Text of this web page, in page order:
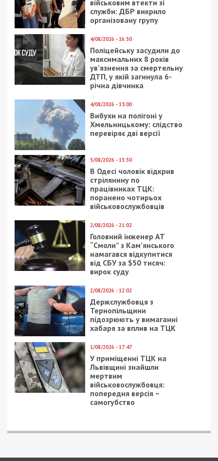
16/05/2021 - 18:00
Как строили горсовет в
Днепре: фото
26/10/2020 - 17:44
посмотреть на
Арабатской Стрелке
28/09/2020 - 12:13
На Днепропетровщине
партия Коломойского
не смогла попасть на
выборы: фото
8/07/2021 - 10:20
В аэропорту Днепра у
Коломойского появятся
конкуренты
Лікар з Дніпропетровщини організував схему